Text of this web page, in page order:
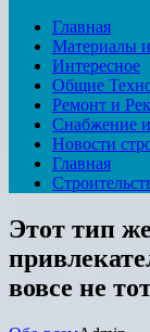
Главная
Материалы
Интересное
Общие
Ремонт и
Снабжение
Новости
Главная
Этот тип
вовсе не